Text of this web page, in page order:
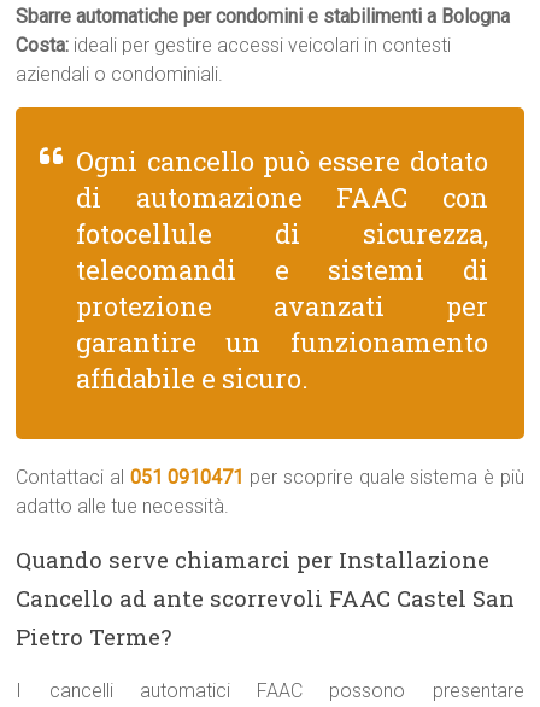
Sbarre automatiche per condomini e stabilimenti a Bologna
Costa: ideali per gestire accessi veicolari in contesti
aziendali o condominiali.
Ogni cancello può essere dotato
di automazione FAAC con
fotocellule di sicurezza,
telecomandi e sistemi di
protezione avanzati per
garantire un funzionamento
affidabile e sicuro.
Contattaci al 051 0910471 per scoprire quale sistema è più
adatto alle tue necessità.
Quando serve chiamarci per Installazione
Cancello ad ante scorrevoli FAAC Castel San
Pietro Terme?
I cancelli automatici FAAC possono presentare